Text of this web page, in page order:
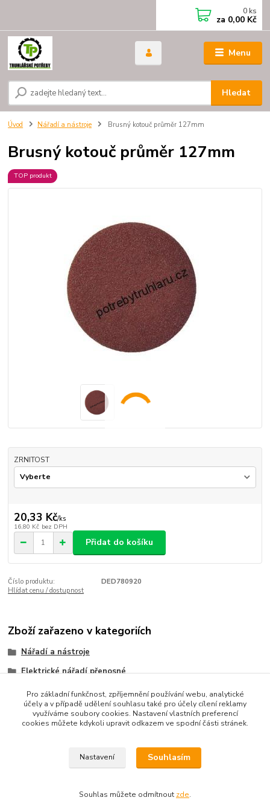
Menu
Hledat
0 ks
za 0,00 Kč
Úvod Nářadí a nástroje Brusný kotouč průměr 127mm
Brusný kotouč průměr 127mm
TOP produkt
ZRNITOST
20,33 Kč/ks
16,80 Kč bez DPH
Přidat do košíku
Číslo produktu:
DED780920
Hlídat cenu / dostupnost
Zboží zařazeno v kategoriích
Nářadí a nástroje
Elektrické nářadí přenosné
Brusky a odsavače
Upravit sběr cookies.
Pro základní funkčnost, zpříjemnění používání webu, analytické
účely a v případě udělení souhlasu také pro účely cílení reklamy
využíváme soubory cookies. Nastavení vlastních preferencí
cookies můžete kdykoli upravit odkazem ve spodní části stránek.
Nastavení Souhlasím
Souhlas můžete odmítnout zde.